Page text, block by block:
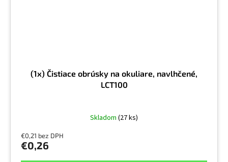
(1x) Čistiace obrúsky na okuliare, navlhčené,
LCT100
Skladom (27 ks)
€0,21 bez DPH
€0,26